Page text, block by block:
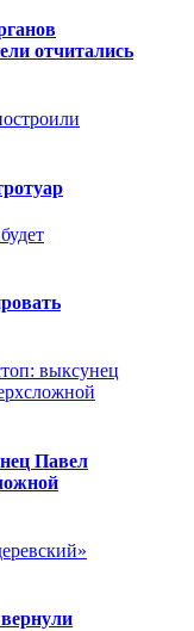
отчитались
Павел